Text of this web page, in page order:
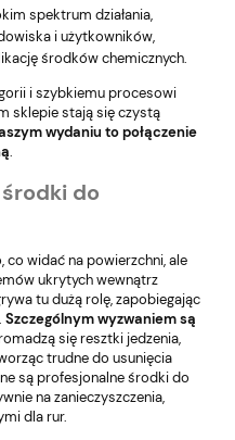
spektrum działania,
i użytkowników,
środków chemicznych.
i szybkiemu procesowi
sklepie stają się czystą
wydaniu to połączenie
.
do
widać na powierzchni, ale
ukrytych wewnątrz
tu dużą rolę, zapobiegając
Szczególnym wyzwaniem są
się resztki jedzenia,
trudne do usunięcia
są profesjonalneśrodki do
na zanieczyszczenia,
dla rur.